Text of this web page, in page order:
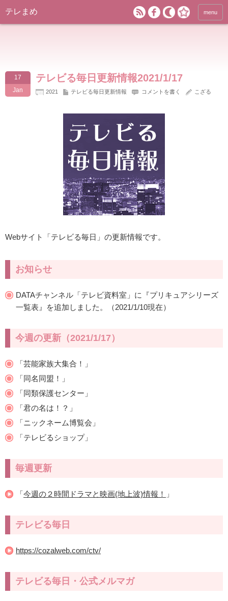
テレまめ menu
17
Jan
テレビる毎日更新情報2021/1/17
2021 テレビる毎日更新情報 コメントを書く こざる
Webサイト「テレビる毎日」の更新情報です。
お知らせ
DATAチャンネル「テレビ資料室」に『プリキュアシリーズ
一覧表』を追加しました。（2021/1/10現在）
今週の更新（2021/1/17）
「芸能家族大集合！」
「同名同盟！」
「同類保護センター」
「君の名は！？」
「ニックネーム博覧会」
「テレビるショップ」
毎週更新
「今週の２時間ドラマと映画(地上波)情報！ 」
テレビる毎日
https://cozalweb.com/ctv/
テレビる毎日・公式メルマガ